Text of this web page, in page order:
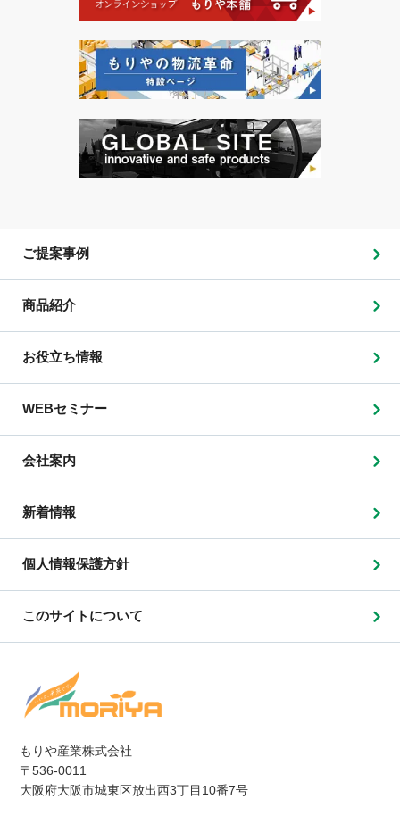
もりや産業株式会社
〒536-0011
大阪府大阪市城東区放出西3丁目10番7号
ご提案事例
商品紹介
お役立ち情報
WEBセミナー
会社案内
新着情報
個人情報保護方針
このサイトについて